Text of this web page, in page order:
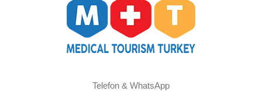
Telefon & WhatsApp